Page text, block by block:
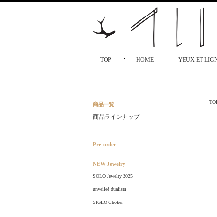
TOP HOME YEUX ET
商品一覧
商品ラインナップ
Pre-order
NEW Jewelry
SOLO Jewelry 2025
unveiled dualism
SIGLO Choker